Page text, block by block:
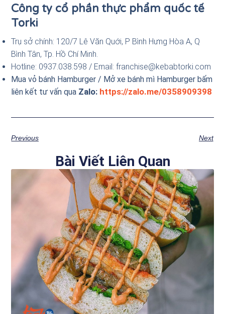
Công ty cổ phần thực phẩm quốc tế
Torki
Trụ sở chính: 120/7 Lê Văn Quới, P Bình Hưng Hòa A, Q
Bình Tân, Tp. Hồ Chí Minh.
Hotline: 0937.038.598 / Email: franchise@kebabtorki.com
Mua vỏ bánh Hamburger / Mở xe bánh mì Hamburger bấm
liên kết tư vấn qua Zalo: https://zalo.me/0358909398
Previous Next
Bài Viết Liên Quan